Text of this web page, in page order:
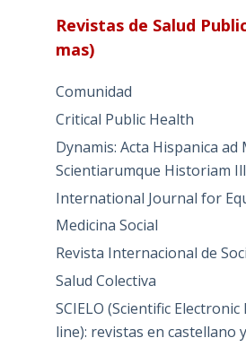
Revistas de Salud
mas)
Comunidad
Critical Public Health
Dynamis: Acta Hispanica ad
Scientiarumque Historiam
International Journal for
Medicina Social
Revista Internacional de
Salud Colectiva
SCIELO (Scientific
line): revistas en castellano